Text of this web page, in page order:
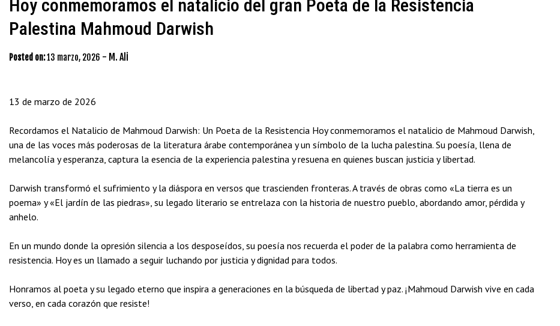
Hoy conmemoramos el natalicio del gran Poeta de la Resistencia
Palestina Mahmoud Darwish
Posted on:13 marzo, 2026 - M. Ali
13 de marzo de 2026
Recordamos el Natalicio de Mahmoud Darwish: Un Poeta de la Resistencia Hoy conmemoramos el natalicio de Mahmoud Darwish,
una de las voces más poderosas de la literatura árabe contemporánea y un símbolo de la lucha palestina. Su poesía, llena de
melancolía y esperanza, captura la esencia de la experiencia palestina y resuena en quienes buscan justicia y libertad.
Darwish transformó el sufrimiento y la diáspora en versos que trascienden fronteras. A través de obras como «La tierra es un
poema» y «El jardín de las piedras», su legado literario se entrelaza con la historia de nuestro pueblo, abordando amor, pérdida y
anhelo.
En un mundo donde la opresión silencia a los desposeídos, su poesía nos recuerda el poder de la palabra como herramienta de
resistencia. Hoy es un llamado a seguir luchando por justicia y dignidad para todos.
Honramos al poeta y su legado eterno que inspira a generaciones en la búsqueda de libertad y paz. ¡Mahmoud Darwish vive en cada
verso, en cada corazón que resiste!